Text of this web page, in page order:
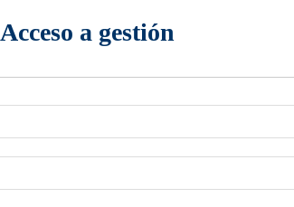
Acceso a gestión